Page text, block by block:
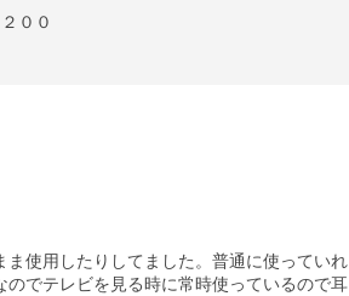
００
使用したりしてました。普通に使っていれ
でテレビを見る時に常時使っているので耳